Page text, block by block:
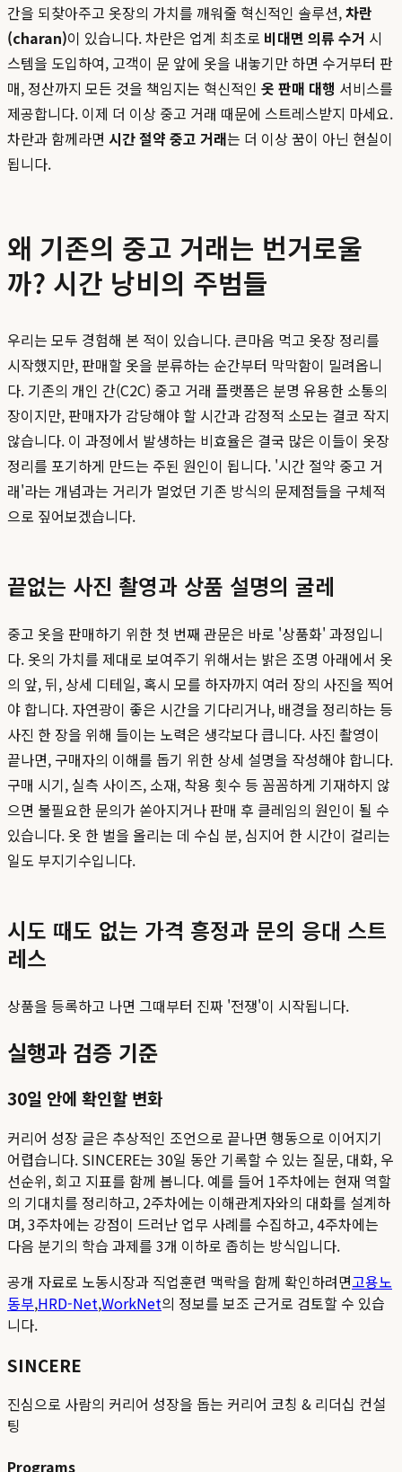
간을 되찾아주고 옷장의 가치를 깨워줄 혁신적인 솔루션,차란
(charan)이 있습니다. 차란은 업계 최초로 비대면 의류 수거 시
스템을 도입하여, 고객이 문 앞에 옷을 내놓기만 하면 수거부터 판
매, 정산까지 모든 것을 책임지는 혁신적인 옷 판매 대행 서비스를
제공합니다. 이제 더 이상 중고 거래 때문에 스트레스받지 마세요.
차란과 함께라면 시간 절약 중고 거래는 더 이상 꿈이 아닌 현실이
됩니다.
왜 기존의 중고 거래는 번거로울
까? 시간 낭비의 주범들
우리는 모두 경험해 본 적이 있습니다. 큰마음 먹고 옷장 정리를
시작했지만, 판매할 옷을 분류하는 순간부터 막막함이 밀려옵니
다. 기존의 개인 간(C2C) 중고 거래 플랫폼은 분명 유용한 소통의
장이지만, 판매자가 감당해야 할 시간과 감정적 소모는 결코 작지
않습니다. 이 과정에서 발생하는 비효율은 결국 많은 이들이 옷장
정리를 포기하게 만드는 주된 원인이 됩니다. '시간 절약 중고 거
래'라는 개념과는 거리가 멀었던 기존 방식의 문제점들을 구체적
으로 짚어보겠습니다.
끝없는 사진 촬영과 상품 설명의 굴레
중고 옷을 판매하기 위한 첫 번째 관문은 바로 '상품화' 과정입니
다. 옷의 가치를 제대로 보여주기 위해서는 밝은 조명 아래에서 옷
의 앞, 뒤, 상세 디테일, 혹시 모를 하자까지 여러 장의 사진을 찍어
야 합니다. 자연광이 좋은 시간을 기다리거나, 배경을 정리하는 등
사진 한 장을 위해 들이는 노력은 생각보다 큽니다. 사진 촬영이
끝나면, 구매자의 이해를 돕기 위한 상세 설명을 작성해야 합니다.
구매 시기, 실측 사이즈, 소재, 착용 횟수 등 꼼꼼하게 기재하지 않
으면 불필요한 문의가 쏟아지거나 판매 후 클레임의 원인이 될 수
있습니다. 옷 한 벌을 올리는 데 수십 분, 심지어 한 시간이 걸리는
일도 부지기수입니다.
시도 때도 없는 가격 흥정과 문의 응대 스트
레스
상품을 등록하고 나면 그때부터 진짜 '전쟁'이 시작됩니다.
실행과 검증 기준
30일 안에 확인할 변화
커리어 성장 글은 추상적인 조언으로 끝나면 행동으로 이어지기
어렵습니다. SINCERE는 30일 동안 기록할 수 있는 질문, 대화, 우
선순위, 회고 지표를 함께 봅니다. 예를 들어 1주차에는 현재 역할
의 기대치를 정리하고, 2주차에는 이해관계자와의 대화를 설계하
며, 3주차에는 강점이 드러난 업무 사례를 수집하고, 4주차에는
다음 분기의 학습 과제를 3개 이하로 좁히는 방식입니다.
공개 자료로 노동시장과 직업훈련 맥락을 함께 확인하려면고용노
동부,HRD-Net,WorkNet의 정보를 보조 근거로 검토할 수 있습
니다.
SINCERE
진심으로 사람의 커리어 성장을 돕는 커리어 코칭 & 리더십 컨설
팅
Programs